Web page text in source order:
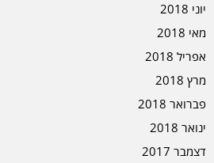
יוני 2018
מאי 2018
אפריל 2018
מרץ 2018
פברואר 2018
ינואר 2018
דצמבר 2017